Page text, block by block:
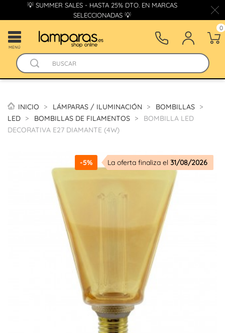
💡 SUMMER SALES - HASTA 25% DTO. EN MARCAS
SELECCIONADAS 💡
MENÚ
0
INICIO LÁMPARAS / ILUMINACIÓN
BOMBILLAS
LED
BOMBILLAS DE FILAMENTOS
BOMBILLA LED
DECORATIVA E27 DIAMANTE (4W)
-5% La oferta finaliza el 31/08/2026